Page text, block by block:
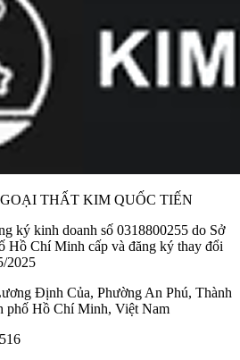
THẤT KIM QUỐC TIẾN
ký kinh doanh số 0318800255 do Sở
Hồ Chí Minh cấp và đăng ký thay đổi
2025
Định Của, Phường An Phú, Thành
phố Hồ Chí Minh, Việt Nam